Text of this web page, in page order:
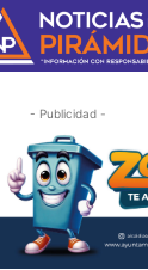
- Publicidad -